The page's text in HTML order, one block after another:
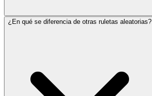
¿En qué se diferencia de otras ruletas aleatorias?